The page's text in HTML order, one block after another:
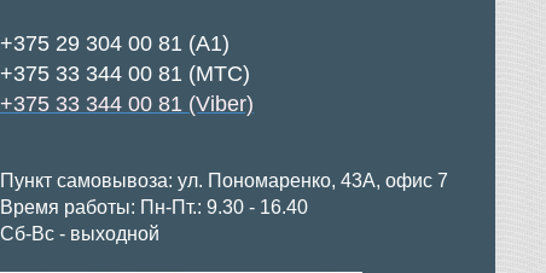
+375 29 304 00 81 (А1)
+375 33 344 00 81 (МТС)
+375 33 344 00 81 (Viber)
Пункт самовывоза: ул. Пономаренко, 43А, офис 7
Время работы: Пн-Пт.: 9.30 - 16.40
Сб-Вс - выходной